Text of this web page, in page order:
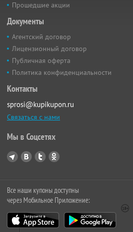
Прошедшие акции
Документы
Агентский договор
Лицензионный договор
Публичная оферта
Политика конфиденциальности
Контакты
sprosi@kupikupon.ru
Связаться с нами
Мы в Соцсетях
Все наши купоны доступны
через Мобильное Приложение: